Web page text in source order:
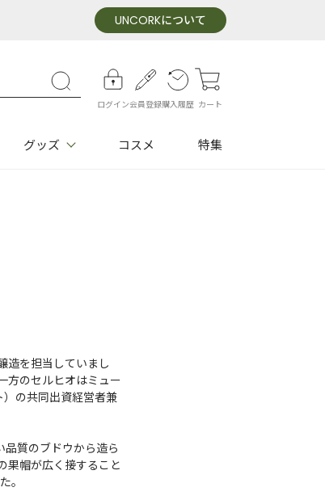
UNCORKについて
ログイン会員登録購入履歴 カート
グッズ コスメ 特集
造を担当していまし
方のセルヒオはミュー
の共同出資経営者兼
質のブドウから造ら
果帽が広く接すること
。